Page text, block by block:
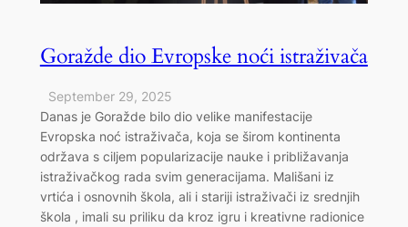
Goražde dio Evropske noći istraživača
September 29, 2025
Danas je Goražde bilo dio velike manifestacije
Evropska noć istraživača, koja se širom kontinenta
održava s ciljem popularizacije nauke i približavanja
istraživačkog rada svim generacijama. Mališani iz
vrtića i osnovnih škola, ali i stariji istraživači iz srednjih
škola , imali su priliku da kroz igru i kreativne radionice